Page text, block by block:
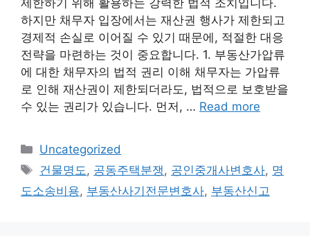
하지만 채무자 입장에서는 재산권 행사가 제한되고
경제적 손실로 이어질 수 있기 때문에, 적절한 대응
전략을 마련하는 것이 중요합니다. 1. 부동산가압류
에 대한 채무자의 법적 권리 이해 채무자는 가압류
로 인해 재산권이 제한되더라도, 법적으로 보호받을
수 있는 권리가 있습니다. 먼저, … Read more
Categories
Uncategorized
Tags
건물명도 , 공동주택분쟁 , 공인중개사변호사, 명
도소송비용, 부동산사기전문변호사, 부동산신고